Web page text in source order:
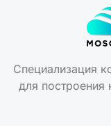
Специализация
для